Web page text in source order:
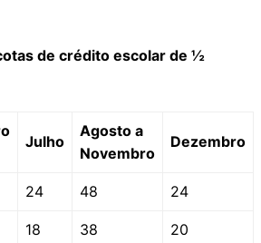
de crédito escolar de ½
Julho
Agosto a
Novembro
Dezembro
24 48 24
18 38 20